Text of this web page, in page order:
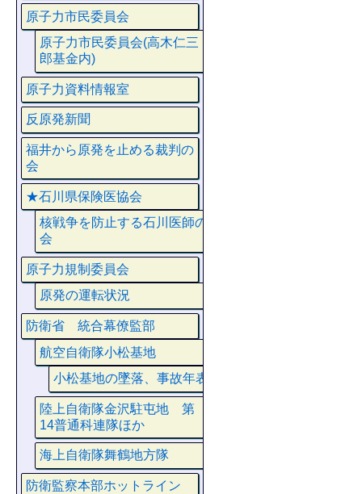
原子力市民委員会
原子力市民委員会(高木仁三
郎基金内)
原子力資料情報室
反原発新聞
福井から原発を止める裁判の
会
★石川県保険医協会
核戦争を防止する石川医師の
会
原子力規制委員会
原発の運転状況
防衛省 統合幕僚監部
航空自衛隊小松基地
小松基地の墜落、事故年表
陸上自衛隊金沢駐屯地 第
14普通科連隊ほか
海上自衛隊舞鶴地方隊
防衛監察本部ホットライン